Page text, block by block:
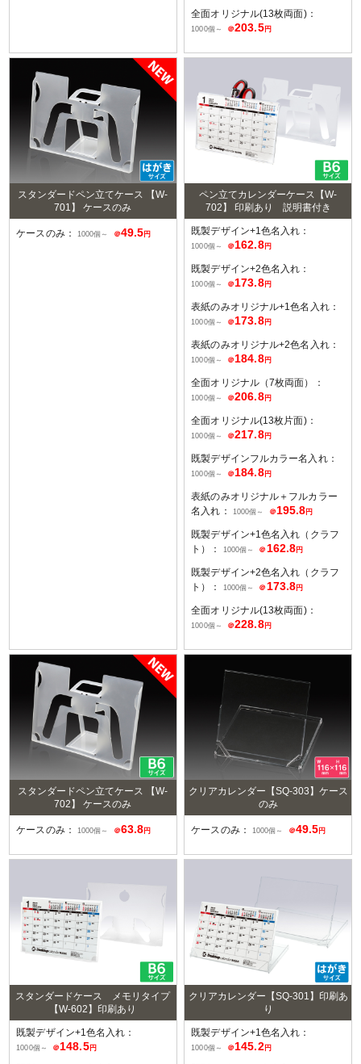
全面オリジナル(13枚両面)：
1000個～ ＠203.5円
スタンダードペン立てケース 【W-
701】 ケースのみ
ケースのみ： 1000個～ ＠49.5 円
ペン立てカレンダーケース【W-
702】 印刷あり 説明書付き
既製デザイン+1色名入れ：
1000個～ ＠162.8円
既製デザイン+2色名入れ：
1000個～ ＠173.8円
表紙のみオリジナル+1色名入れ：
1000個～ ＠173.8円
表紙のみオリジナル+2色名入れ：
1000個～ ＠184.8円
全面オリジナル（7枚両面）：
1000個～ ＠206.8円
全面オリジナル(13枚片面)：
1000個～ ＠217.8円
既製デザインフルカラー名入れ：
1000個～ ＠184.8円
表紙のみオリジナル＋フルカラー
名入れ：
1000個～ ＠195.8 円
既製デザイン+1色名入れ（クラフ
ト）：
1000個～ ＠ 162.8 円
既製デザイン+2色名入れ（クラフ
ト）：
1000個～ ＠ 173.8 円
全面オリジナル(13枚両面)：
1000個～ ＠228.8円
スタンダードペン立てケース 【W-
702】 ケースのみ
ケースのみ： 1000個～ ＠63.8 円
クリアカレンダー【SQ-303】ケース
のみ
ケースのみ： 1000個～ ＠49.5 円
スタンダードケース メモリタイプ
【W-602】印刷あり
既製デザイン+1色名入れ：
1000個～ ＠148.5円
クリアカレンダー【SQ-301】印刷あ
り
既製デザイン+1色名入れ：
1000個～ ＠145.2円